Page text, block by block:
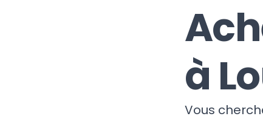
à
Vous